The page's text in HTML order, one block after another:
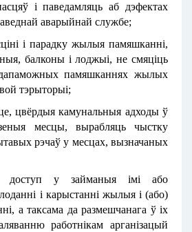
і паведамляць аб дэфектах
аварыйнай службе;
і парадку жылыя памяшканні,
балконы і лоджыі, не смяціць
дапаможных памяшканнях жылых
тэрыторыі;
цвёрдыя камунальныя адходы ў
месцы, вырабляць чыстку
рэчаў у месцах, вызначаных
доступ у займаныя імі або
і карыстанні жылыя і (або)
а таксама да размешчанага ў іх
работнікам арганізацый